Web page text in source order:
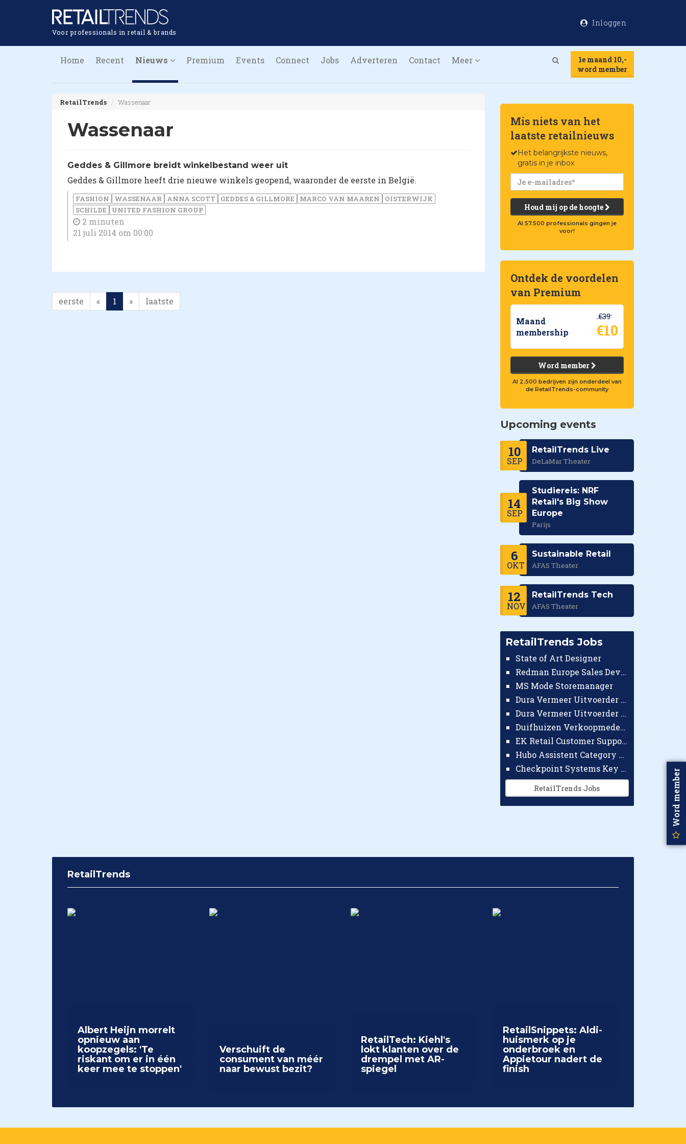
Voor professionals in retail & brands
Inloggen
Home Recent Nieuws Premium Events Connect Jobs Adverteren Contact Meer
1e maand 10,-
word member
RetailTrends Wassenaar
Wassenaar
Geddes & Gillmore breidt winkelbestand weer uit
Geddes & Gillmore heeft drie nieuwe winkels geopend, waaronder de eerste in België.
FASHION WASSENAAR ANNA SCOTT GEDDES & GILLMORE MARCO VAN MAAREN
OISTERWIJK
SCHILDE
UNITED FASHION GROUP
2 minuten
21 juli 2014 om 00:00
eerste « 1 » laatste
Mis niets van het
laatste retailnieuws
Het belangrijkste nieuws,
gratis in je inbox
Houd mij op de hoogte
Al 57.500 professionals gingen je
voor!
Ontdek de voordelen
van Premium
Maand
membership
€39
€10
Word member
Al 2.500 bedrijven zijn onderdeel van
de RetailTrends-community
Upcoming events
10
SEP
RetailTrends Live
DeLaMar Theater
14
SEP
Studiereis: NRF
Retail's Big Show
Europe
Parijs
6
OKT
Sustainable Retail
AFAS Theater
12
NOV
RetailTrends Tech
AFAS Theater
RetailTrends Jobs
State of Art Designer
Redman Europe Sales Developer (Europe)
MS Mode Storemanager
Dura Vermeer Uitvoerder GWW Amsterdam
Dura Vermeer Uitvoerder Civiel Nijmegen
Duifhuizen Verkoopmedewerker Ridderkerk
EK Retail Customer Support Omnichannel
Hubo Assistent Category Manager
Checkpoint Systems Key Accountmanager Benelux
RetailTrends Jobs
RetailTrends
Albert Heijn morrelt
opnieuw aan
koopzegels: 'Te
riskant om er in één
keer mee te stoppen'
Verschuift de
consument van méér
naar bewust bezit?
RetailTech: Kiehl's
lokt klanten over de
drempel met AR-
spiegel
RetailSnippets: Aldi-
huismerk op je
onderbroek en
Appietour nadert de
finish
Word member